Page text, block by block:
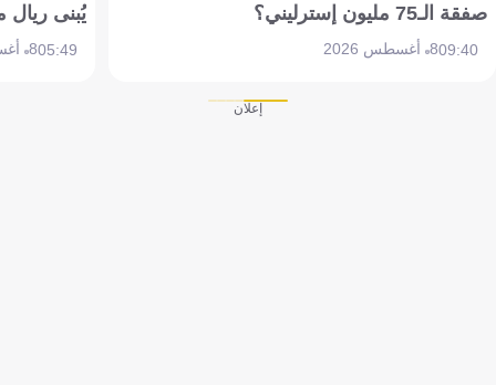
صفقة الـ75 مليون إسترليني؟
09:408 أغسطس 2026
يُبنى ريال
05:498 أغسطس 2026
إعلان